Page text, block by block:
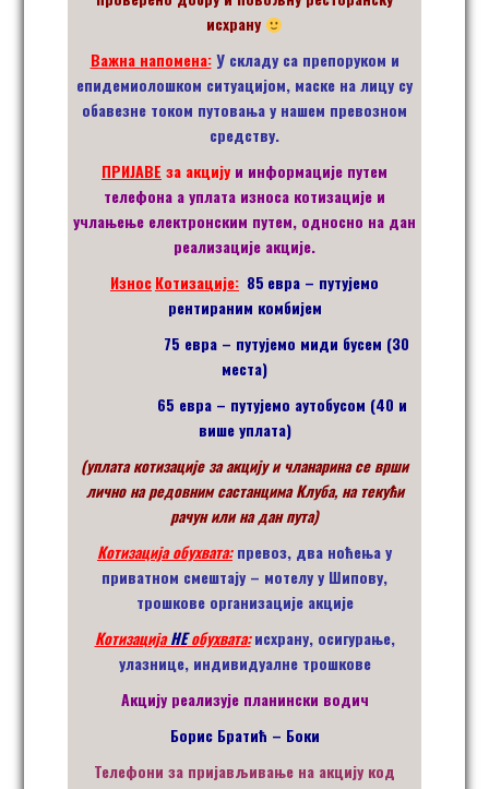
исхрану
Важна напомена: У складу са препоруком и
епидемиолошком ситуацијом, маске на лицу су
обавезне током путовања у нашем превозном
средству.
ПРИЈАВЕ за акцију и информације путем
телефона а уплата износа котизације и
учлањење електронским путем, односно на дан
реализације акције.
ИзносКотизације: 85 евра – путујемо
рентираним комбијем
75 евра – путујемо миди бусем (30
места)
65 евра – путујемо аутобусом (40 и
више уплата)
(уплата котизације за акцију и чланарина се врши
лично на редовним састанцима Клуба, на текући
рачун или на дан пута)
Котизацијаобухвата:превоз, два ноћења у
приватном смештају – мотелуу Шипову,
трошкове организације акције
КотизацијаНЕобухвата: исхрану, осигурање,
улазнице, индивидуалне трошкове
Акцију реализује планински водич
Борис Братић – Боки
Телефони за пријављивање на акцију код